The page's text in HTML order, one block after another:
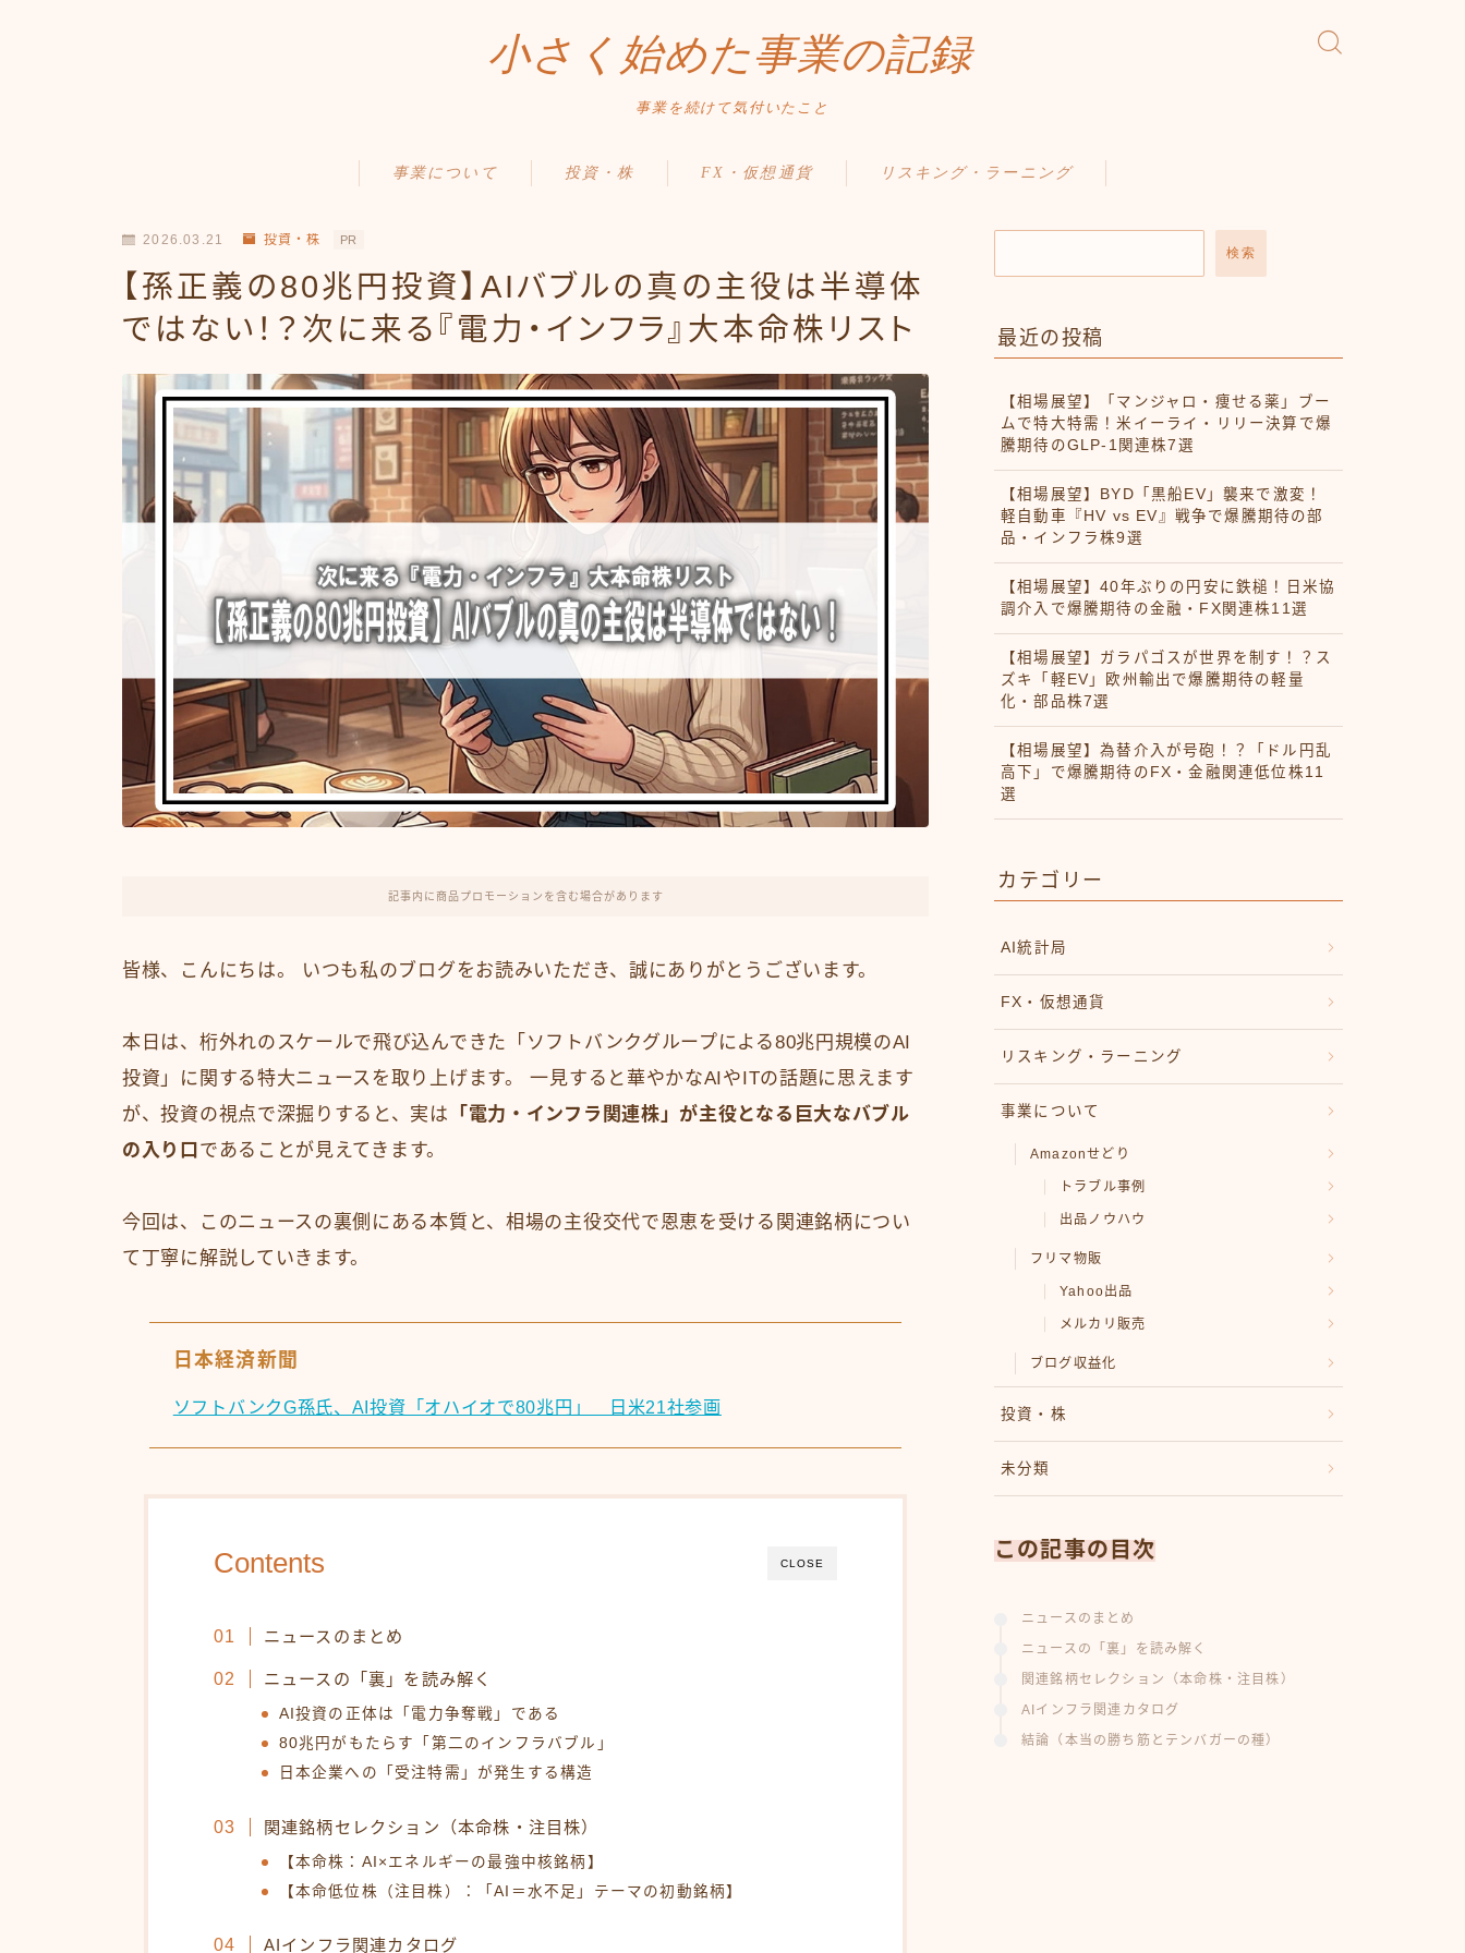
小さく始めた事業の記録
事業を続けて気付いたこと
事業について
トラブル事例
出品ノウハウ
Yahoo出品
メルカリ販売
投資・株 FX・仮想通貨 リスキング・ラーニング
2026.03.21 投資・株 PR
【孫正義の80兆円投資】AIバブルの真の主役は半導体
ではない！？次に来る『電力・インフラ』大本命株リスト
記事内に商品プロモーションを含む場合があります
皆様、こんにちは。 いつも私のブログをお読みいただき、誠にありがとうございます。
本日は、桁外れのスケールで飛び込んできた「ソフトバンクグループによる80兆円規模のAI
投資」に関する特大ニュースを取り上げます。 一見すると華やかなAIやITの話題に思えます
が、投資の視点で深掘りすると、実は
「電力・インフラ関連株」が主役となる巨大なバブル
の入り口 であることが見えてきます。
今回は、このニュースの裏側にある本質と、相場の主役交代で恩恵を受ける関連銘柄につい
て丁寧に解説していきます。
日本経済新聞
ソフトバンクG孫氏、AI投資「オハイオで80兆円」 日米21社参画
CLOSE
Contents
ニュースのまとめ
ニュースの「裏」を読み解く
AI投資の正体は「電力争奪戦」である
80兆円がもたらす「第二のインフラバブル」
日本企業への「受注特需」が発生する構造
関連銘柄セレクション（本命株・注目株）
【本命株：AI×エネルギーの最強中核銘柄】
【本命低位株（注目株）：「AI＝水不足」テーマの初動銘柄】
AIインフラ関連カタログ
検索
最近の投稿
【相場展望】「マンジャロ・痩せる薬」ブー
ムで特大特需！米イーライ・リリー決算で爆
騰期待のGLP-1関連株7選
【相場展望】BYD「黒船EV」襲来で激変！
軽自動車『HV vs EV』戦争で爆騰期待の部
品・インフラ株9選
【相場展望】40年ぶりの円安に鉄槌！日米協
調介入で爆騰期待の金融・FX関連株11選
【相場展望】ガラパゴスが世界を制す！？ス
ズキ「軽EV」欧州輸出で爆騰期待の軽量
化・部品株7選
【相場展望】為替介入が号砲！？「ドル円乱
高下」で爆騰期待のFX・金融関連低位株11
選
カテゴリー
AI統計局
FX・仮想通貨
リスキング・ラーニング
事業について
Amazonせどり
トラブル事例
出品ノウハウ
フリマ物販
Yahoo出品
メルカリ販売
ブログ収益化
投資・株
未分類
この記事の目次
ニュースのまとめ
ニュースの「裏」を読み解く
関連銘柄セレクション（本命株・注目株）
AIインフラ関連カタログ
結論（本当の勝ち筋とテンバガーの種）